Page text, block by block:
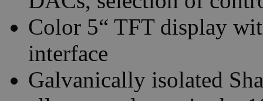
Color 5“ TFT display
interface
Galvanically isolated